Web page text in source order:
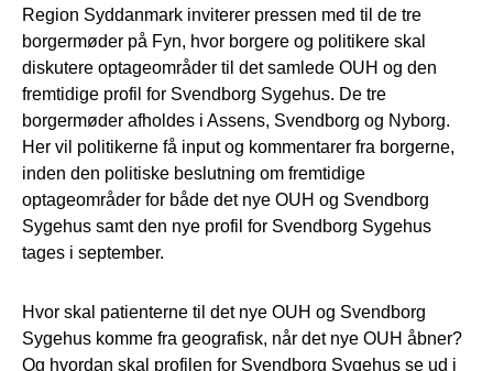
Region Syddanmark inviterer pressen med til de tre
borgermøder på Fyn, hvor borgere og politikere skal
diskutere optageområder til det samlede OUH og den
fremtidige profil for Svendborg Sygehus. De tre
borgermøder afholdes i Assens, Svendborg og Nyborg.
Her vil politikerne få input og kommentarer fra borgerne,
inden den politiske beslutning om fremtidige
optageområder for både det nye OUH og Svendborg
Sygehus samt den nye profil for Svendborg Sygehus
tages i september.
Hvor skal patienterne til det nye OUH og Svendborg
Sygehus komme fra geografisk, når det nye OUH åbner?
Og hvordan skal profilen for Svendborg Sygehus se ud i